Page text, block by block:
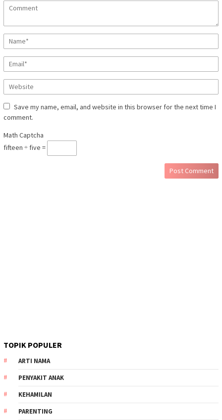
Save my name, email, and website in this browser for the next time I
comment.
Math Captcha
fifteen ÷ five =
TOPIK POPULER
ARTI NAMA
PENYAKIT ANAK
KEHAMILAN
PARENTING